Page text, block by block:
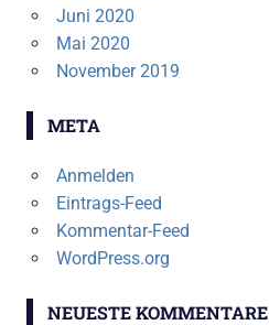
Juni 2020
Mai 2020
November 2019
META
Anmelden
Eintrags-Feed
Kommentar-Feed
WordPress.org
NEUESTE KOMMENTARE